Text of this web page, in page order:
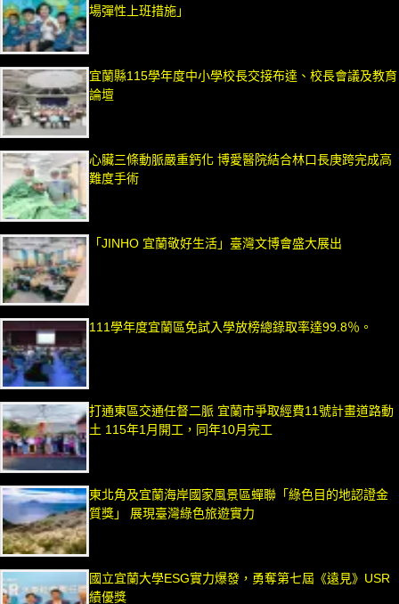
場彈性上班措施」
宜蘭縣115學年度中小學校長交接布達、校長會議及教育
論壇
心臟三條動脈嚴重鈣化 博愛醫院結合林口長庚跨完成高
難度手術
「JINHO 宜蘭敬好生活」臺灣文博會盛大展出
111學年度宜蘭區免試入學放榜總錄取率達99.8％。
打通東區交通任督二脈 宜蘭市爭取經費11號計畫道路動
土 115年1月開工，同年10月完工
東北角及宜蘭海岸國家風景區蟬聯「綠色目的地認證金
質獎」 展現臺灣綠色旅遊實力
國立宜蘭大學ESG實力爆發，勇奪第七屆《遠見》USR
績優獎